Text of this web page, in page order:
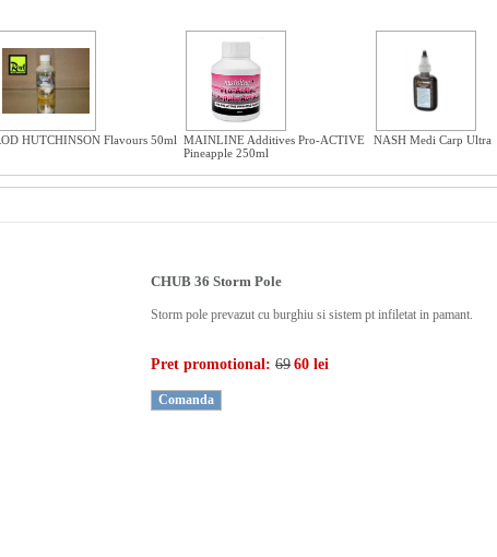
HUTCHINSON Flavours 50ml MAINLINE Additives Pro-ACTIVE
Pineapple 250ml
NASH Medi Carp Ultra
CHUB 36 Storm Pole
Storm pole prevazut cu burghiu si sistem pt infiletat in pamant.
Pret promotional: 69 60 lei